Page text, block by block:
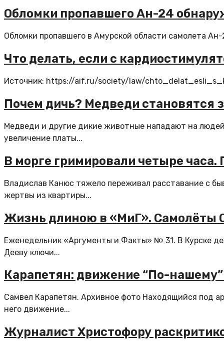
Обломки пропавшего Ан-24
Обломки пропавшего в Амурской области самолета
Что делать, если с
Источник: https://aif.ru/society/law/
Почем дичь? Медведи
Медведи и другие дикие животные нападают на
увеличение платы...
В морге гримировали четыре
Владислав Канюс тяжело переживал расставание с
жертвы из квартиры...
Жизнь длиною в «МиГ». Самолёты
Еженедельник «Аргументы и Факты» № 31. В Курске
Дееву ключи...
Карапетян: движение “По-
Самвел Карапетян. Архивное фото Находящийся под
него движение...
Журналист Христофору